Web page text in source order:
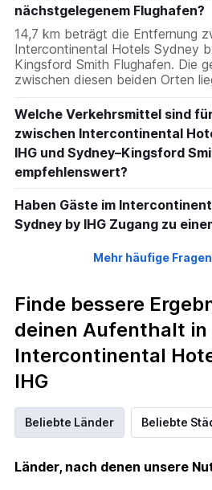
nächstgelegenem Flughafen?
14,7 km beträgt die Entfernung
Intercontinental Hotels Sydney
Kingsford Smith Flughafen. Die
zwischen diesen beiden Orten
Welche Verkehrsmittel sind
zwischen Intercontinental
IHG und Sydney–Kingsford
empfehlenswert?
Haben Gäste im
Sydney by IHG Zugang zu
Mehr häufige
Finde bessere
deinen Aufenthalt in
Intercontinental
IHG
Beliebte Länder Beliebte
Länder, nach denen unsere